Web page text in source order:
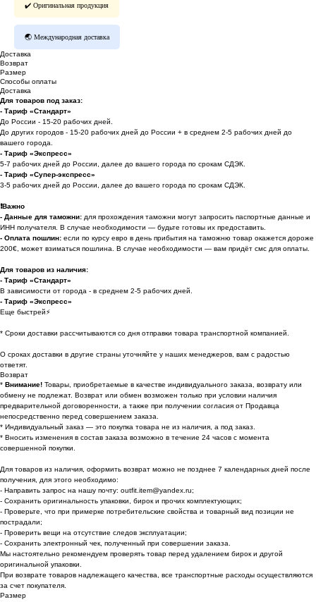
✔️ Оригинальная продукция
🌏 Международная доставка
Доставка
Возврат
Размер
Способы оплаты
Доставка
Для товаров под заказ:
- Тариф «Стандарт»
До России - 15-20 рабочих дней.
До других городов - 15-20 рабочих дней до России + в среднем 2-5 рабочих дней до
вашего города.
- Тариф «Экспресс»
5-7 рабочих дней до России, далее до вашего города по срокам СДЭК.
- Тариф «Супер-экспресс»
3-5 рабочих дней до России, далее до вашего города по срокам СДЭК.
❗️Важно
- Данные для таможни: для прохождения таможни могут запросить паспортные данные и
ИНН получателя. В случае необходимости — будьте готовы их предоставить.
- Оплата пошлин: если по курсу евро в день прибытия на таможню товар окажется дороже
200€, может взиматься пошлина. В случае необходимости — вам придёт смс для оплаты.
Для товаров из наличия:
- Тариф «Стандарт»
В зависимости от города - в среднем 2-5 рабочих дней.
- Тариф «Экспресс»
Еще быстрей⚡
* Cроки доставки рассчитываются со дня отправки товара транспортной компанией.
О сроках доставки в другие страны уточняйте у наших менеджеров, вам с радостью
ответят.
Возврат
* Внимание! Товары, приобретаемые в качестве индивидуального заказа, возврату или
обмену не подлежат. Возврат или обмен возможен только при условии наличия
предварительной договоренности, а также при получении согласия от Продавца
непосредственно перед совершением заказа.
* Индивидуальный заказ — это покупка товара не из наличия, а под заказ.
* Вносить изменения в состав заказа возможно в течение 24 часов с момента
совершенной покупки.
Для товаров из наличия, оформить возврат можно не позднее 7 календарных дней после
получения, для этого необходимо:
- Направить запрос на нашу почту: outfit.item@yandex.ru;
- Сохранить оригинальность упаковки, бирок и прочих комплектующих;
- Проверьте, что при примерке потребительские свойства и товарный вид позиции не
пострадали;
- Проверить вещи на отсутствие следов эксплуатации;
- Сохранить электронный чек, полученный при совершении заказа.
Мы настоятельно рекомендуем проверять товар перед удалением бирок и другой
оригинальной упаковки.
При возврате товаров надлежащего качества, все транспортные расходы осуществляются
за счет покупателя.
Размер